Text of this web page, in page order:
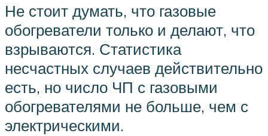
Не стоит думать, что газовые
обогреватели только и делают, что
взрываются. Статистика
несчастных случаев действительно
есть, но число ЧП с газовыми
обогревателями не больше, чем с
электрическими.